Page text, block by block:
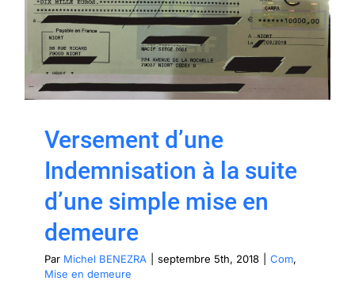
Versement d’une
Indemnisation à la suite
d’une simple mise en
demeure
Par Michel BENEZRA septembre 5th, 2018 Com,
Mise en demeure